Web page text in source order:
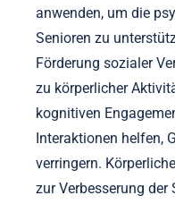
anwenden, um die
Senioren zu
Förderung sozialer
zu körperlicher
kognitiven
Interaktionen helfen,
verringern.
zur Verbesserung